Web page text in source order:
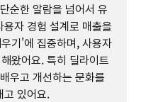
순한 알람을 넘어서 유
자 경험 설계로 매출을
기'에 집중하며, 사용자
왔어요. 특히 딜라이트
우고 개선하는 문화를
고 있어요.